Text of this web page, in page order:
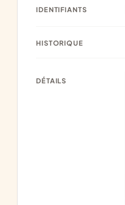
IDENTIFIANTS
HISTORIQUE
DÉTAILS